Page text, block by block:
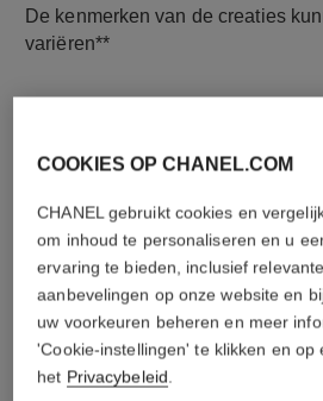
De kenmerken van de creaties
variëren**
18K witgoud
COOKIES OP CHANEL.COM
CHANEL gebruikt cookies en
om inhoud te personaliseren en u
ervaring te bieden, inclusief
aanbevelingen op onze website en
uw voorkeuren beheren en meer
'Cookie-instellingen' te klikken en op
het Privacybeleid